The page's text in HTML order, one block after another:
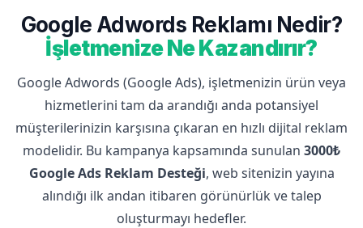
Google Adwords Reklamı Nedir?
İşletmenize Ne Kazandırır?
Google Adwords (Google Ads), işletmenizin ürün veya
hizmetlerini tam da arandığı anda potansiyel
müşterilerinizin karşısına çıkaran en hızlı dijital reklam
modelidir. Bu kampanya kapsamında sunulan 3000₺
Google Ads Reklam Desteği, web sitenizin yayına
alındığı ilk andan itibaren görünürlük ve talep
oluşturmayı hedefler.